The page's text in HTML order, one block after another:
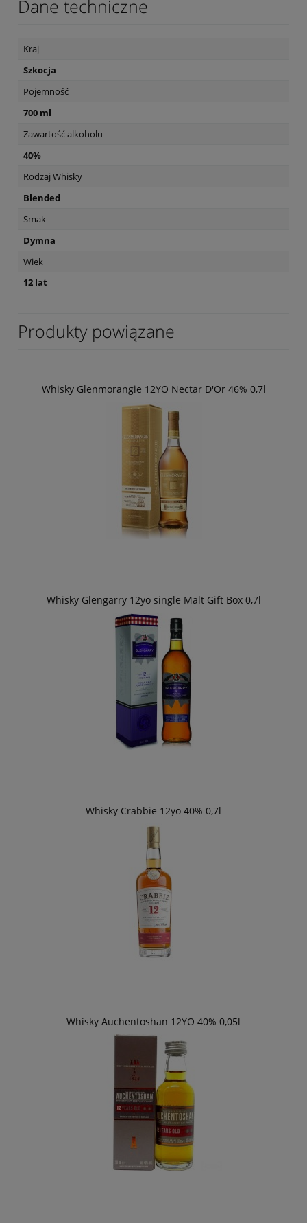
Dane techniczne
Kraj
Szkocja
Pojemność
700 ml
Zawartość alkoholu
40%
Rodzaj Whisky
Blended
Smak
Dymna
Wiek
12 lat
Produkty powiązane
Whisky Glenmorangie 12YO Nectar D'Or 46% 0,7l
Whisky Glengarry 12yo single Malt Gift Box 0,7l
Whisky Crabbie 12yo 40% 0,7l
Whisky Auchentoshan 12YO 40% 0,05l